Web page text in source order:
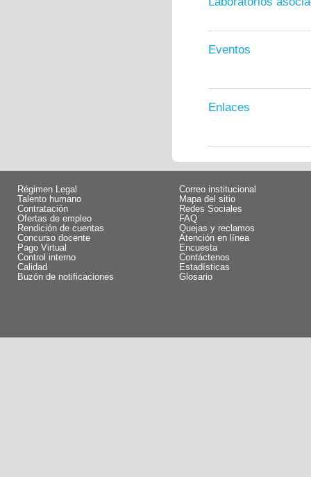
Eventos
Enlaces
Régimen Legal
Talento humano
Contratación
Ofertas de empleo
Rendición de cuentas
Concurso docente
Pago Virtual
Control interno
Calidad
Buzón de notificaciones
Correo institucional
Mapa del sitio
Redes Sociales
FAQ
Quejas y reclamos
Atención en línea
Encuesta
Contáctenos
Estadísticas
Glosario